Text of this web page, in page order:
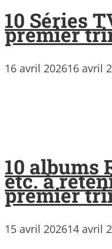
10 Séries
premier
16 avril 202616 avril
10 albums
etc. à
premier
15 avril 202614 avril